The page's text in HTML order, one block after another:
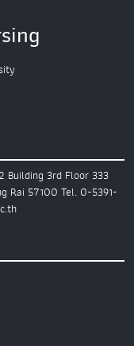
Building 3rd Floor 333
Rai 57100 Tel. 0-5391-